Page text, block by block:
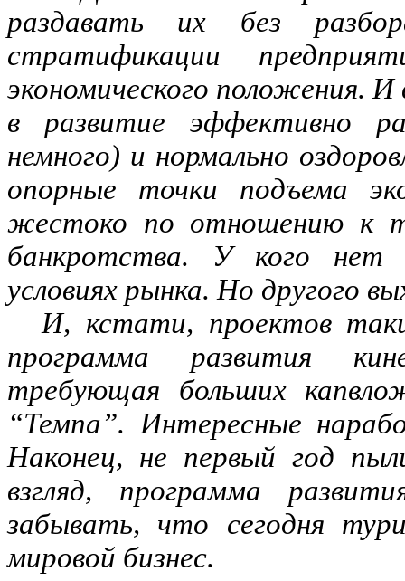
раздавать их без
стратификации
экономического положения. И
в развитие эффективно
немного) и нормально
опорные точки подъема
жестоко по отношению к
банкротства. У кого нет
условиях рынка. Но другого
И, кстати, проектов
программа развития
требующая больших
“Темпа”. Интересные
Наконец, не первый год
взгляд, программа
забывать, что сегодня
мировой бизнес.